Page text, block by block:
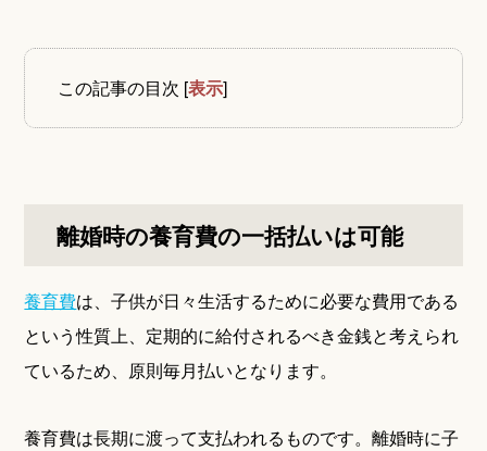
この記事の目次 [表示]
離婚時の養育費の一括払いは可能
養育費は、子供が日々生活するために必要な費用である
という性質上、定期的に給付されるべき金銭と考えられ
ているため、原則毎月払いとなります。
養育費は長期に渡って支払われるものです。離婚時に子